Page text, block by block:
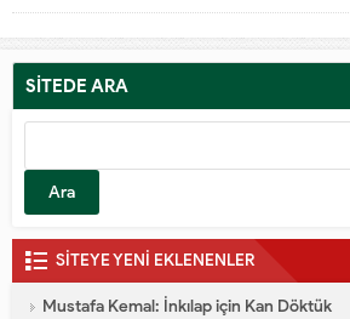
hocaya köle
demez.
bağlılığı
ısındırmak
SİTEDE ARA
SİTEYE YENİ EKLENENLER
Mustafa Kemal: İnkılap için Kan Döktük